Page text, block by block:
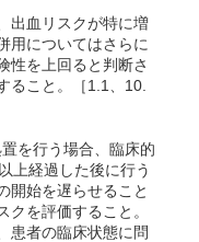
出血リスクが特に増
用についてはさらに
性を上回ると判断さ
ること。［1.1、10.
を行う場合、臨床的
上経過した後に行う
開始を遅らせること
を評価すること。
患者の臨床状態に問